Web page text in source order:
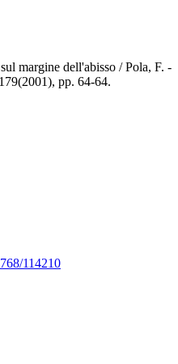
margine dell'abisso / Pola, F. -
pp. 64-64.
114210